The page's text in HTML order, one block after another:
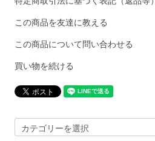
この商品を友達に教える
この商品について問い合わせる
買い物を続ける